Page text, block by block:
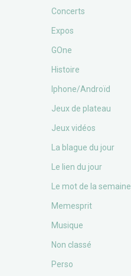
Concerts
Expos
GOne
Histoire
Iphone/Androïd
Jeux de plateau
Jeux vidéos
La blague du jour
Le lien du jour
Le mot de la semaine
Memesprit
Musique
Non classé
Perso